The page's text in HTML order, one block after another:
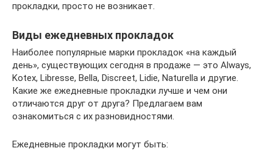
прокладки, просто не возникает.
Виды ежедневных прокладок
Наиболее популярные марки прокладок «на каждый
день», существующих сегодня в продаже — это Always,
Kotex, Libresse, Bella, Discreet, Lidie, Naturella и другие.
Какие же ежедневные прокладки лучше и чем они
отличаются друг от друга? Предлагаем вам
ознакомиться с их разновидностями.
Ежедневные прокладки могут быть: